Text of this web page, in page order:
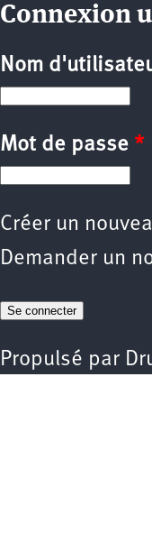
Connexion
Nom
Mot de passe *
Créer un
Demander un
Propulsé par